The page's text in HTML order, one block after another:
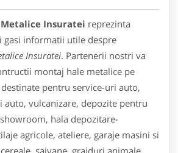
Insuratei reprezinta
gasi informatii utile despre
Insuratei. Partenerii nostri va
montaj hale metalice pe
pentru service-uri auto,
auto, vulcanizare, depozite pentru
hala depozitare-
agricole, ateliere, garaje masini si
saivane, grajduri animale,